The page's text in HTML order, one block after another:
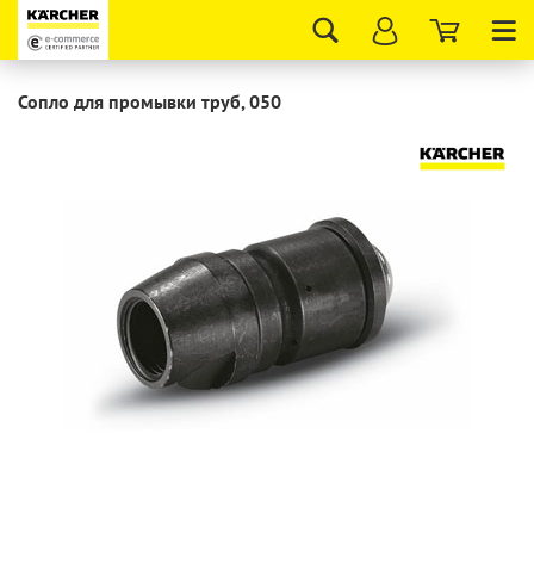
Сопло для промывки труб, 050